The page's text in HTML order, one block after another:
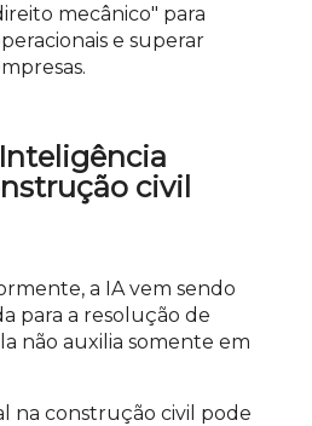
mecânico" para
e superar
civil
a IA vem sendo
para a resolução de
não auxilia somente em
na construção civil pode